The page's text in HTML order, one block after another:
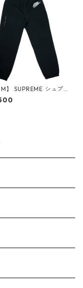
】 SUPREME シュプ
×NIKE 21SS Cargo Sw
Black スウェットパ